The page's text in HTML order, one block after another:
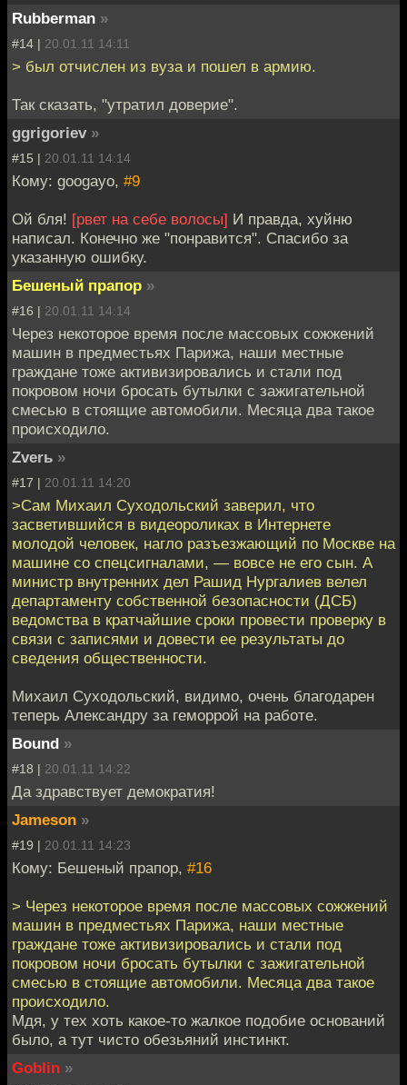
Rubberman »
#14 | 20.01.11 14:11
> был отчислен из вуза и пошел в армию.
Так сказать, "утратил доверие".
ggrigoriev »
#15 | 20.01.11 14:14
Кому: googayo, #9
Ой бля! [рвет на себе волосы] И правда, хуйню
написал. Конечно же "понравится". Спасибо за
указанную ошибку.
Бешеный прапор »
#16 | 20.01.11 14:14
Через некоторое время после массовых сожжений
машин в предместьях Парижа, наши местные
граждане тоже активизировались и стали под
покровом ночи бросать бутылки с зажигательной
смесью в стоящие автомобили. Месяца два такое
происходило.
Zverь »
#17 | 20.01.11 14:20
>Сам Михаил Суходольский заверил, что
засветившийся в видеороликах в Интернете
молодой человек, нагло разъезжающий по Москве на
машине со спецсигналами, — вовсе не его сын. А
министр внутренних дел Рашид Нургалиев велел
департаменту собственной безопасности (ДСБ)
ведомства в кратчайшие сроки провести проверку в
связи с записями и довести ее результаты до
сведения общественности.
Михаил Суходольский, видимо, очень благодарен
теперь Александру за геморрой на работе.
Bound »
#18 | 20.01.11 14:22
Да здравствует демократия!
Jameson »
#19 | 20.01.11 14:23
Кому: Бешеный прапор, #16
> Через некоторое время после массовых сожжений
машин в предместьях Парижа, наши местные
граждане тоже активизировались и стали под
покровом ночи бросать бутылки с зажигательной
смесью в стоящие автомобили. Месяца два такое
происходило.
Мдя, у тех хоть какое-то жалкое подобие оснований
было, а тут чисто обезьяний инстинкт.
Goblin »